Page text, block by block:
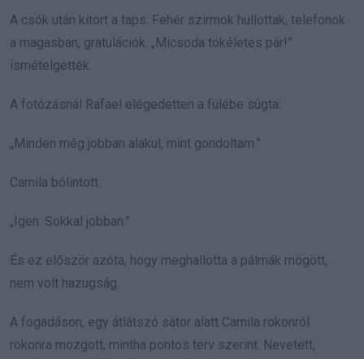
A csók után kitört a taps. Fehér szirmok hullottak, telefonok
a magasban, gratulációk. „Micsoda tökéletes pár!”
ismételgették.
A fotózásnál Rafael elégedetten a fülébe súgta:
„Minden még jobban alakul, mint gondoltam.”
Camila bólintott.
„Igen. Sokkal jobban.”
És ez először azóta, hogy meghallotta a pálmák mögött,
nem volt hazugság.
A fogadáson, egy átlátszó sátor alatt Camila rokonról
rokonra mozgott, mintha pontos terv szerint. Nevetett,